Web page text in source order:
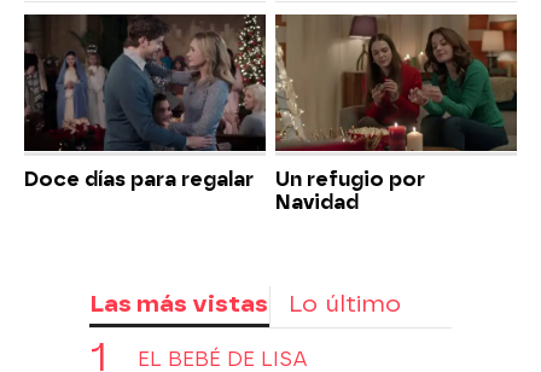
Doce días para regalar
Un refugio por
Navidad
Las más vistas Lo último
EL BEBÉ DE LISA